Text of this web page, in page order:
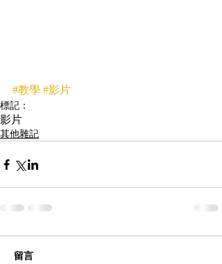
#教學#影片
標記：
影片
其他雜記
留言